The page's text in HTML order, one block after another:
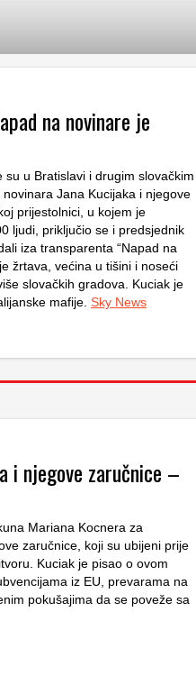
na novinare je
su u Bratislavi i drugim slovačkim
Jana Kucijaka i njegove
prijestolnici, u kojem je
ljudi, priključio se i predsjednik
iza transparenta “Napad na
žrtava, većina u tišini i noseći
slovačkih gradova. Kuciak je
mafije. Sky News
i njegove zaručnice –
Mariana Kocnera za
zaručnice, koji su ubijeni prije
Kuciak je pisao o ovom
iz EU, prevarama na
pokušajima da se poveže sa